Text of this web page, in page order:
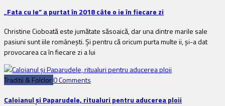
„Fata cu Ie” a purtat în 2018 câte o ie în fiecare zi
Christine Cioboată este jumătate săsoaică, dar una dintre marile sale
pasiuni sunt iile românești. Și pentru că oricum purta multe ii, și-a dat
provocarea ca în fiecare zi a lui
Traditii & Folclor0 Comments
Caloianul și Paparudele, ritualuri pentru aducerea ploii